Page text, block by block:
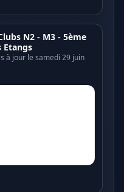
N2 - M3 - 5ème
Etangs
à jour le samedi 29 juin